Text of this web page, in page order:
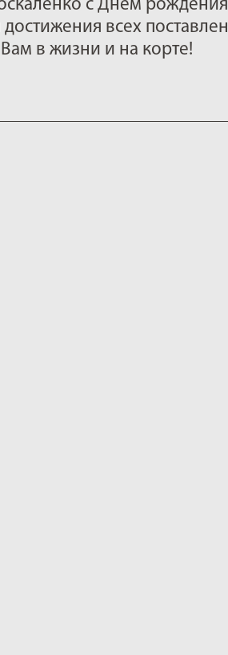
с Днем
всех
Вам в жизни и на корте!